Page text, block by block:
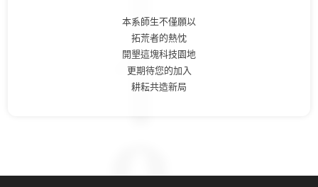
本系師生不僅願以
拓荒者的熱忱
開墾這塊科技園地
更期待您的加入
耕耘共造新局